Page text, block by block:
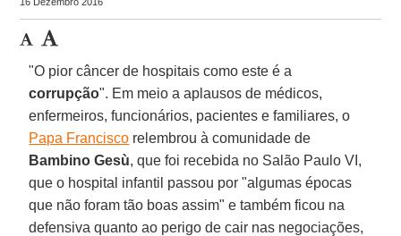
"O pior câncer de hospitais como este é a
corrupção". Em meio a aplausos de médicos,
enfermeiros, funcionários, pacientes e familiares, o
Papa Francisco relembrou à comunidade de
Bambino Gesù, que foi recebida no Salão Paulo VI,
que o hospital infantil passou por "algumas épocas
que não foram tão boas assim" e também ficou na
defensiva quanto ao perigo de cair nas negociações,